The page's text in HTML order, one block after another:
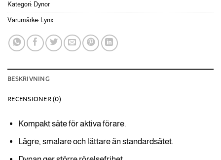
Kategori: Dynor
Varumärke: Lynx
BESKRIVNING
RECENSIONER (0)
Kompakt säte för aktiva förare.
Lägre, smalare och lättare än standardsätet.